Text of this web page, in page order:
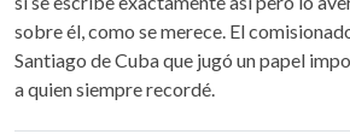
sobre él, como se merece. El
Santiago de Cuba que jugó un papel
a quien siempre recordé.